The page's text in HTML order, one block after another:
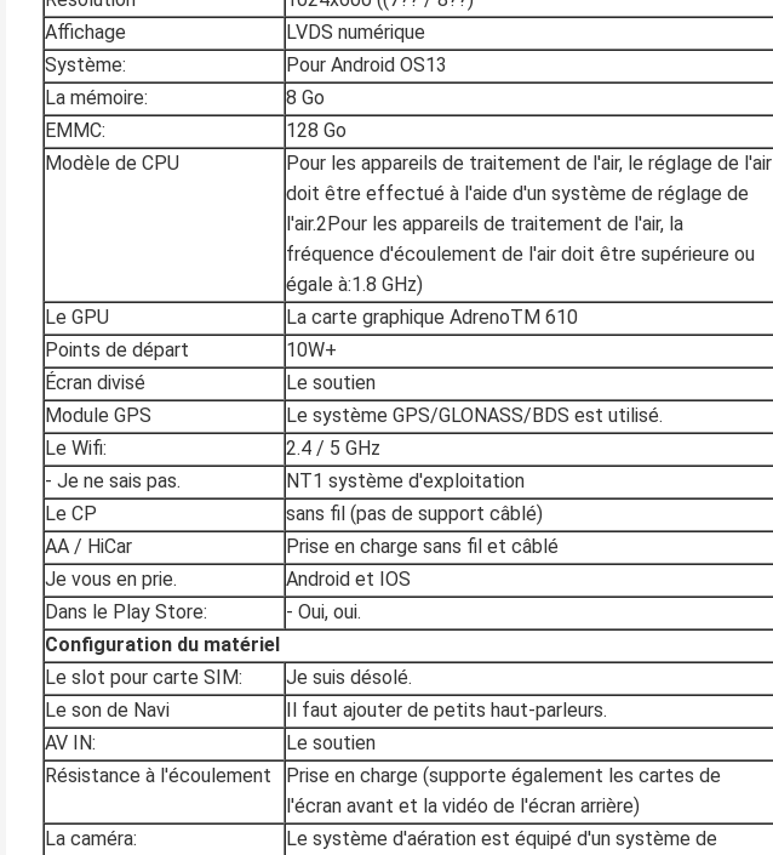
Affichage
LVDS numérique
Système:
Pour Android OS13
La mémoire:
8 Go
EMMC:
128 Go
Modèle de CPU
Pour les appareils de traitement de l'air, le réglage de l'air
doit être effectué à l'aide d'un système de réglage de
l'air.2Pour les appareils de traitement de l'air, la
fréquence d'écoulement de l'air doit être supérieure ou
égale à:1.8 GHz)
Le GPU
La carte graphique AdrenoTM 610
Points de départ
10W+
Écran divisé
Le soutien
Module GPS
Le système GPS/GLONASS/BDS est utilisé.
Le Wifi:
2.4 / 5 GHz
- Je ne sais pas.
NT1 système d'exploitation
Le CP
sans fil (pas de support câblé)
AA / HiCar
Prise en charge sans fil et câblé
Je vous en prie.
Android et IOS
Dans le Play Store:
- Oui, oui.
Configuration du matériel
Le slot pour carte SIM:
Je suis désolé.
Le son de Navi
Il faut ajouter de petits haut-parleurs.
AV IN:
Le soutien
Résistance à l'écoulement
Prise en charge (supporte également les cartes de
l'écran avant et la vidéo de l'écran arrière)
La caméra:
Le système d'aération est équipé d'un système de